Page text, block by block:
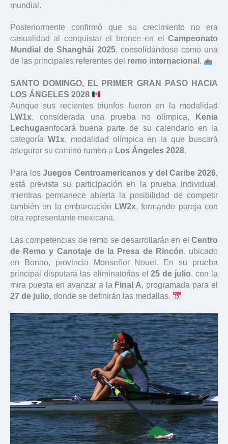
mundial.
Posteriormente confirmó que su crecimiento no era
casualidad al conquistar el bronce en el Campeonato
Mundial de Shanghái 2025, consolidándose como una
de las principales referentes del remo internacional .
SANTO DOMINGO, EL PRIMER GRAN PASO HACIA
LOS ÁNGELES 2028
Aunque sus recientes triunfos fueron en la modalidad
LW1x, considerada una prueba no olímpica,
Kenia
Lechugaenfocará buena parte de su calendario en la
categoría W1x, modalidad olímpica en la que buscará
asegurar su camino rumbo a Los Ángeles 2028.
Para losJuegos Centroamericanos y del Caribe 2026,
está prevista su participación en la prueba individual,
mientras permanece abierta la posibilidad de competir
también en la embarcación LW2x, formando pareja con
otra representante mexicana.
Las competencias de remo se desarrollarán en el Centro
de Remo y Canotaje de la Presa de Rincón, ubicado
en Bonao, provincia Monseñor Nouel. En su prueba
principal disputará las eliminatorias el25 de julio, con la
mira puesta en avanzar a la Final A, programada para el
27 de julio, donde se definirán las medallas.